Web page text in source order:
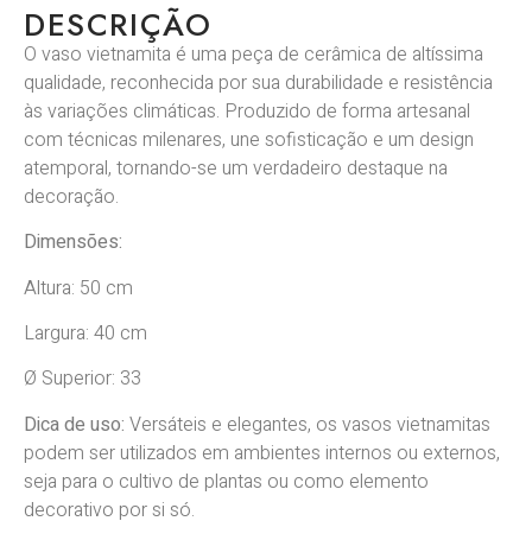
DESCRIÇÃO
O vaso vietnamita é uma peça de cerâmica de altíssima
qualidade, reconhecida por sua durabilidade e resistência
às variações climáticas. Produzido de forma artesanal
com técnicas milenares, une sofisticação e um design
atemporal, tornando-se um verdadeiro destaque na
decoração.
Dimensões:
Altura: 50 cm
Largura: 40 cm
Ø Superior: 33
Dica de uso: Versáteis e elegantes, os vasos vietnamitas
podem ser utilizados em ambientes internos ou externos,
seja para o cultivo de plantas ou como elemento
decorativo por si só.